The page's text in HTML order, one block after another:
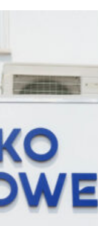
Finanza
ITCup, il Trading
marzo